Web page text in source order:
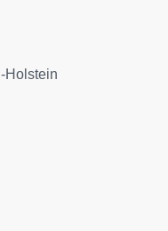
Holstein